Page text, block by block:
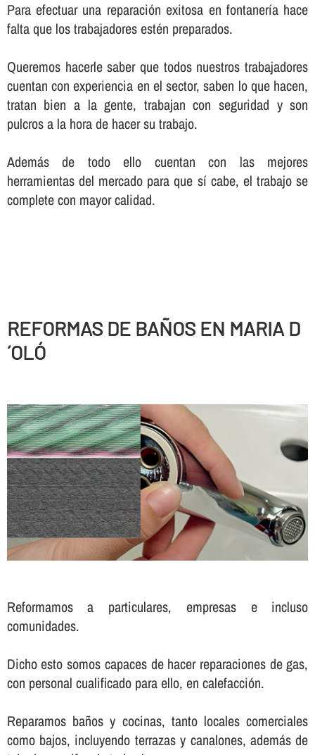
Para efectuar una reparación exitosa en fontanerí­a hace
falta que los trabajadores estén preparados.
Queremos hacerle saber que todos nuestros trabajadores
cuentan con experiencia en el sector, saben lo que hacen,
tratan bien a la gente, trabajan con seguridad y son
pulcros a la hora de hacer su trabajo.
Además de todo ello cuentan con las mejores
herramientas del mercado para que sí­ cabe, el trabajo se
complete con mayor calidad.
REFORMAS DE BAÑOS EN MARIA D
´OLÓ
Reformamos a particulares, empresas e incluso
comunidades.
Dicho esto somos capaces de hacer reparaciones de gas,
con personal cualificado para ello, en calefacción.
Reparamos baños y cocinas, tanto locales comerciales
como bajos, incluyendo terrazas y canalones, además de